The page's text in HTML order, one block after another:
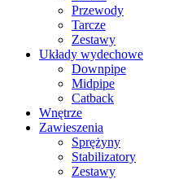
Przewody
Tarcze
Zestawy
Układy wydechowe
Downpipe
Midpipe
Catback
Wnętrze
Zawieszenia
Sprężyny
Stabilizatory
Zestawy